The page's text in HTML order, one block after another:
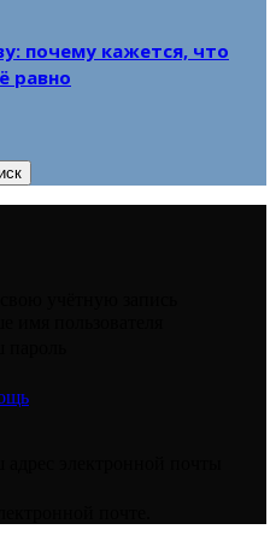
почему кажется, что
равно